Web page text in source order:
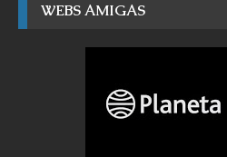
WEBS AMIGAS